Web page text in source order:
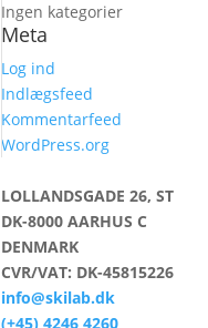
Ingen kategorier
Meta
Log ind
Indlægsfeed
Kommentarfeed
WordPress.org
LOLLANDSGADE 26, ST
DK-8000 AARHUS C
DENMARK
CVR/VAT: DK-45815226
info@skilab.dk
(+45) 4246 4260